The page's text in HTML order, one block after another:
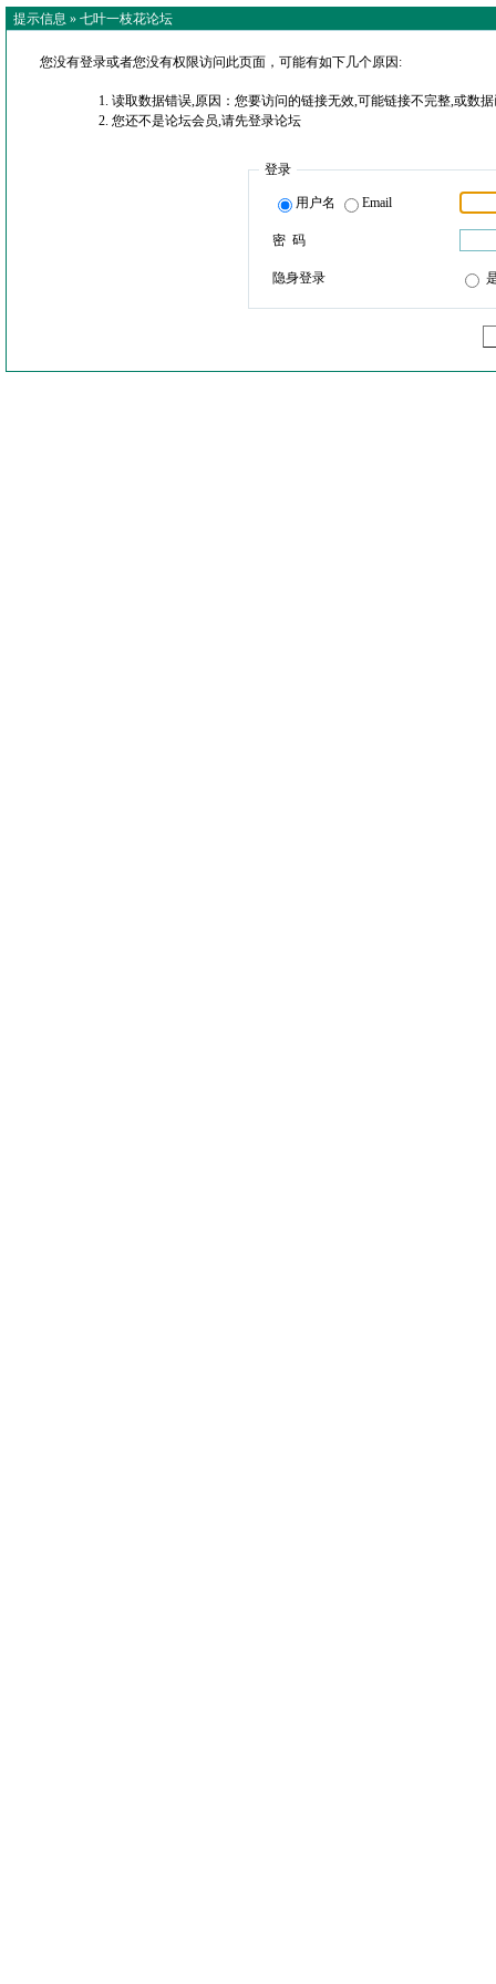
提示信息 » 七叶一枝花论坛
您没有登录或者您没有权限访问此页面，可能有如下几个原因:
读取数据错误,原因：您要访问的链接无效,可能链接不完整,或数
您还不是论坛会员,请先登录论坛
登录
用户名 Email
密 码
隐身登录